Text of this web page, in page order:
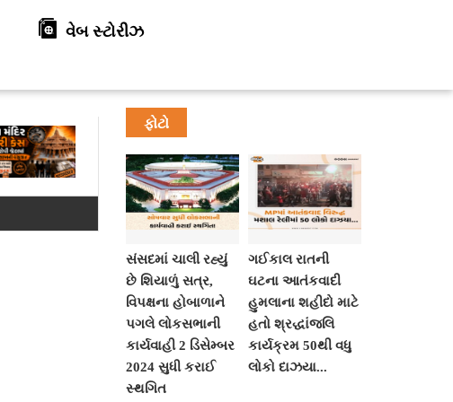
વેબ સ્ટોરીઝ
ફોટો
સંસદમાં ચાલી રહ્યું
છે શિયાળું સત્ર,
વિપક્ષના હોબાળાને
પગલે લોકસભાની
કાર્યવાહી 2 ડિસેમ્બર
2024 સુધી કરાઈ
સ્થગિત
ગઈકાલ રાતની
ઘટના આતંકવાદી
હુમલાના શહીદો માટે
હતો શ્રદ્ધાંજલિ
કાર્યક્રમ 50થી વધુ
લોકો દાઝયા...